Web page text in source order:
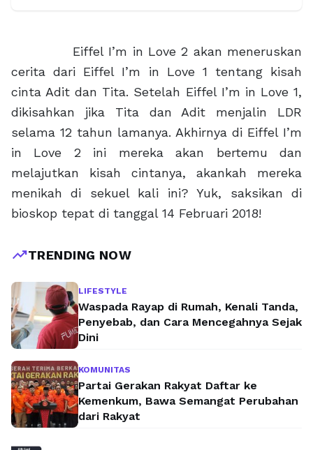
Eiffel I’m in Love 2 akan meneruskan
cerita dari Eiffel I’m in Love 1 tentang kisah
cinta Adit dan Tita. Setelah Eiffel I’m in Love 1,
dikisahkan jika Tita dan Adit menjalin LDR
selama 12 tahun lamanya. Akhirnya di Eiffel I’m
in Love 2 ini mereka akan bertemu dan
melajutkan kisah cintanya, akankah mereka
menikah di sekuel kali ini? Yuk, saksikan di
bioskop tepat di tanggal 14 Februari 2018!
trending_upTRENDING NOW
LIFESTYLE
Waspada Rayap di Rumah, Kenali Tanda,
Penyebab, dan Cara Mencegahnya Sejak
Dini
KOMUNITAS
Partai Gerakan Rakyat Daftar ke
Kemenkum, Bawa Semangat Perubahan
dari Rakyat